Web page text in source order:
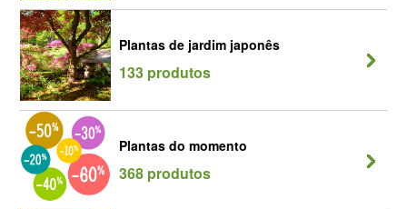
Plantas de jardim japonês
133 produtos
Plantas do momento
368 produtos